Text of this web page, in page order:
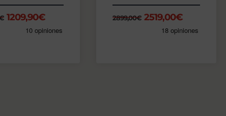
El
precio
1209,90€El
precio
2899,00€ El
precio
2519,00€El
precio